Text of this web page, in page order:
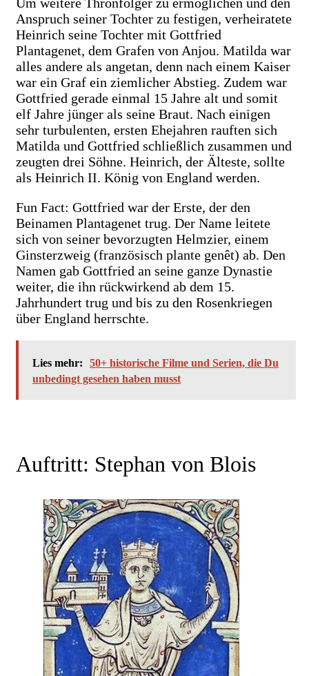
Anspruch seiner Tochter zu festigen, verheiratete
Heinrich seine Tochter mit Gottfried
Plantagenet, dem Grafen von Anjou. Matilda war
alles andere als angetan, denn nach einem Kaiser
war ein Graf ein ziemlicher Abstieg. Zudem war
Gottfried gerade einmal 15 Jahre alt und somit
elf Jahre jünger als seine Braut. Nach einigen
sehr turbulenten, ersten Ehejahren rauften sich
Matilda und Gottfried schließlich zusammen und
zeugten drei Söhne. Heinrich, der Älteste, sollte
als Heinrich II. König von England werden.
Fun Fact: Gottfried war der Erste, der den
Beinamen Plantagenet trug. Der Name leitete
sich von seiner bevorzugten Helmzier, einem
Ginsterzweig (französisch plante genêt) ab. Den
Namen gab Gottfried an seine ganze Dynastie
weiter, die ihn rückwirkend ab dem 15.
Jahrhundert trug und bis zu den Rosenkriegen
über England herrschte.
Lies mehr:
50+ historische Filme und Serien, die Du
unbedingt gesehen haben musst
Auftritt: Stephan von Blois